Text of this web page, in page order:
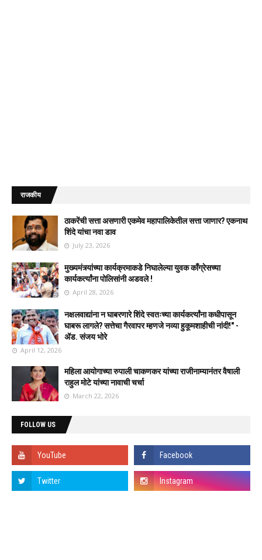
राजकीय
ठाकरेंची सत्ता असणारी एकमेव महापालिकेतील सत्ता जाणार? एकनाथ
शिंदे यांचा नवा डाव
July 23, 2026
मुख्यमंत्र्यांच्या कार्यक्रमाकडे निघालेल्या युवक काँग्रेसच्या
कार्यकर्त्यांना पोलिसांनी अडवले !
April 28, 2026
नक्षलवाद्यांना न घाबरणारे शिंदे स्वतःच्या कार्यकर्त्यांना कधीपासून
घाबरू लागले? सत्तेचा गैरवापर म्हणजे नव्या हुकूमशाहीची नांदी!" -
ॲड. संजय भोरे
April 12, 2026
महिला आयोगाच्या रुपाली चाकणकर यांच्या राजीनाम्यानंतर वैषाली
राहुल मोटे यांच्या नावाची चर्चा
March 22, 2026
FOLLOW US